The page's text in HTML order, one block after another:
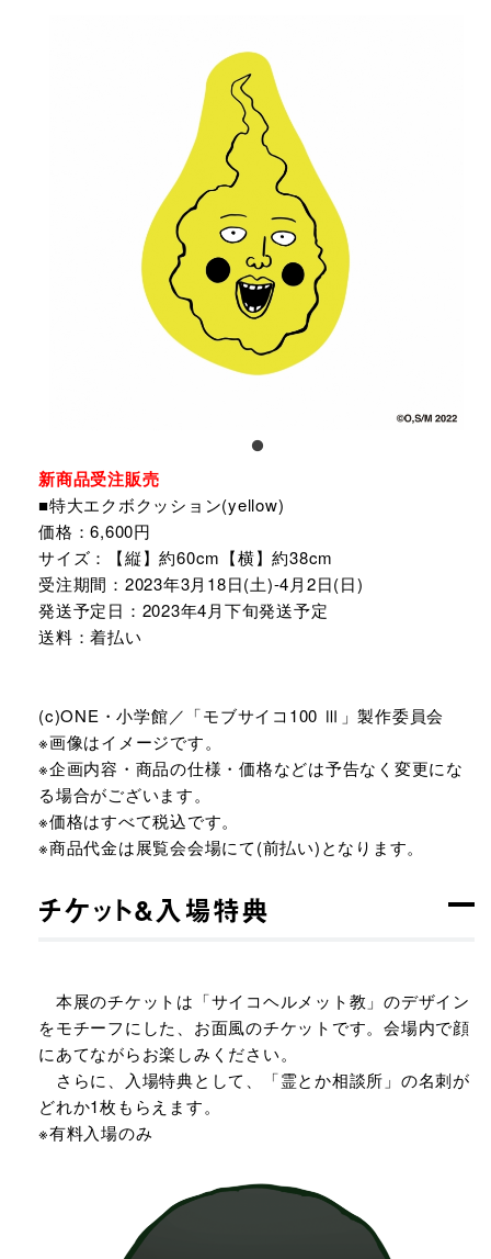
新商品受注販売
■特大エクボクッション(yellow)
価格：6,600円
サイズ：【縦】約60cm【横】約38cm
受注期間：2023年3月18日(土)-4月2日(日)
発送予定日：2023年4月下旬発送予定
送料：着払い
(c)ONE・小学館／「モブサイコ100 Ⅲ」製作委員会
※画像はイメージです。
※企画内容・商品の仕様・価格などは予告なく変更にな
る場合がございます。
※価格はすべて税込です。
※商品代金は展覧会会場にて(前払い)となります。
チケット&入場特典
本展のチケットは「サイコヘルメット教」のデザイン
をモチーフにした、お面風のチケットです。会場内で顔
にあてながらお楽しみください。
さらに、入場特典として、「霊とか相談所」の名刺が
どれか1枚もらえます。
※有料入場のみ